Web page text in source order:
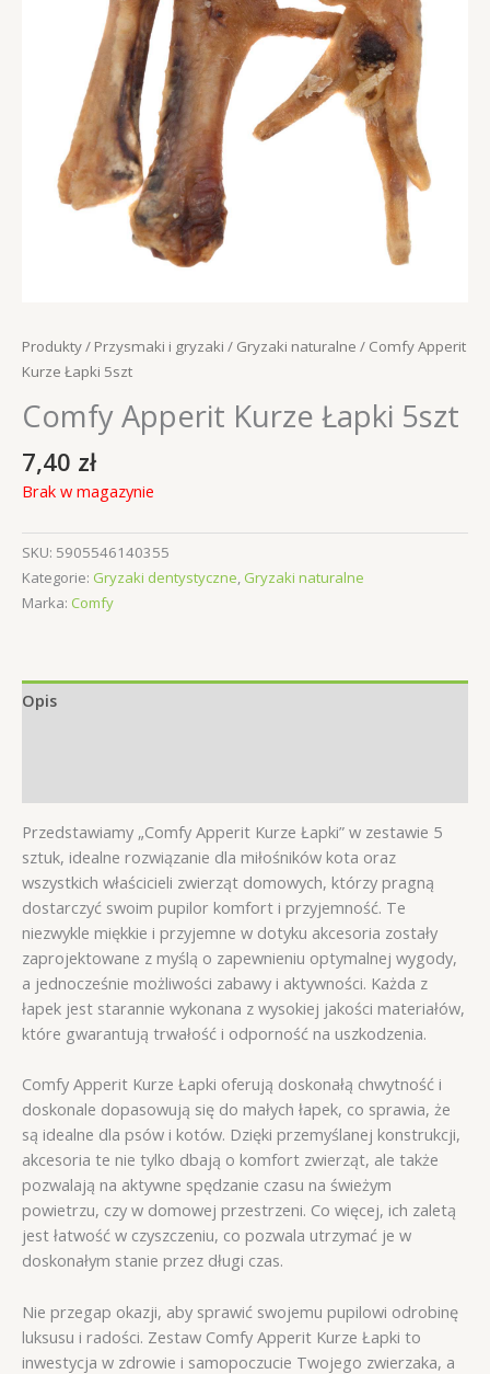
Produkty/ Przysmaki i gryzaki / Gryzaki naturalne / Comfy Apperit
Kurze Łapki 5szt
Comfy Apperit Kurze Łapki 5szt
7,40 zł
Brak w magazynie
SKU: 5905546140355
Kategorie: Gryzaki dentystyczne, Gryzaki naturalne
Marka: Comfy
Opis
Przedstawiamy „Comfy Apperit Kurze Łapki” w zestawie 5
sztuk, idealne rozwiązanie dla miłośników kota oraz
wszystkich właścicieli zwierząt domowych, którzy pragną
dostarczyć swoim pupilor komfort i przyjemność. Te
niezwykle miękkie i przyjemne w dotyku akcesoria zostały
zaprojektowane z myślą o zapewnieniu optymalnej wygody,
a jednocześnie możliwości zabawy i aktywności. Każda z
łapek jest starannie wykonana z wysokiej jakości materiałów,
które gwarantują trwałość i odporność na uszkodzenia.
Comfy Apperit Kurze Łapki oferują doskonałą chwytność i
doskonale dopasowują się do małych łapek, co sprawia, że
są idealne dla psów i kotów. Dzięki przemyślanej konstrukcji,
akcesoria te nie tylko dbają o komfort zwierząt, ale także
pozwalają na aktywne spędzanie czasu na świeżym
powietrzu, czy w domowej przestrzeni. Co więcej, ich zaletą
jest łatwość w czyszczeniu, co pozwala utrzymać je w
doskonałym stanie przez długi czas.
Nie przegap okazji, aby sprawić swojemu pupilowi odrobinę
luksusu i radości. Zestaw Comfy Apperit Kurze Łapki to
inwestycja w zdrowie i samopoczucie Twojego zwierzaka, a